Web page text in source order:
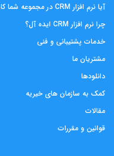
آیا نرم افزار CRM در مجموعه شما کاربرد دارد
چرا نرم افزار CRM ایده آل؟
خدمات پشتیبانی و فنی
مشتریان ما
دانلودها
کمک به سازمان های خیریه
مقالات
قوانین و مقررات